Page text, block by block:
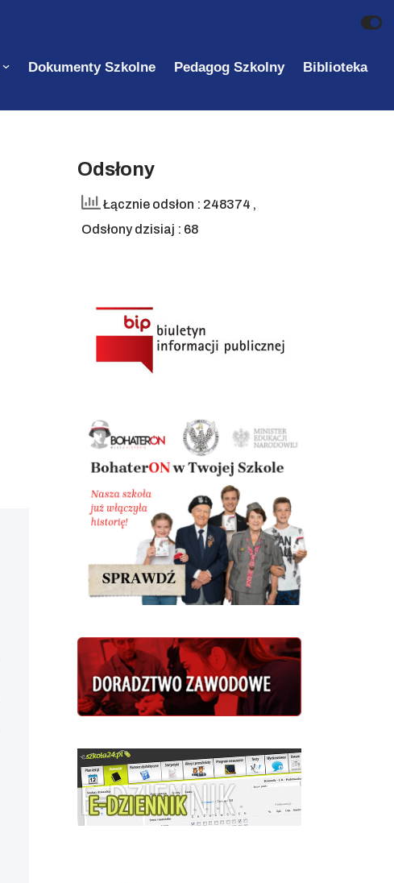
Dokumenty Szkolne Pedagog Szkolny
Biblioteka
Odsłony
Łącznie odsłon : 248374 ,
Odsłony dzisiaj : 68